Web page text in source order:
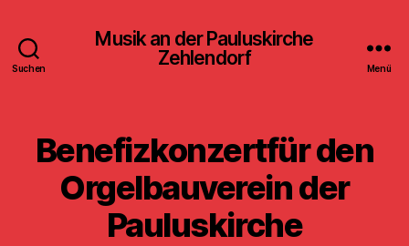
Suchen
Musik an der Pauluskirche
Zehlendorf
Menü
Benefizkonzertfür den
Orgelbauverein der
Pauluskirche